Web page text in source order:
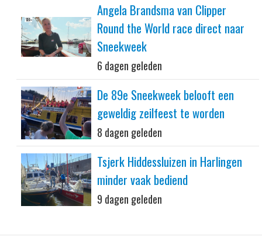
Angela Brandsma van Clipper
Round the World race direct naar
Sneekweek
6 dagen geleden
De 89e Sneekweek belooft een
geweldig zeilfeest te worden
8 dagen geleden
Tsjerk Hiddessluizen in Harlingen
minder vaak bediend
9 dagen geleden